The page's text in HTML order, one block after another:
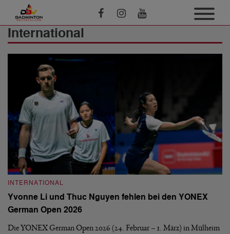
International
INTERNATIONAL
Yvonne Li und Thuc Nguyen fehlen bei den YONEX
German Open 2026
Die YONEX German Open 2026 (24. Februar – 1. März) in Mülheim